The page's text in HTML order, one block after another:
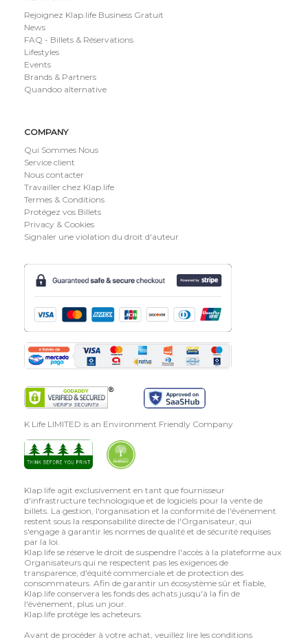
Rejoignez Klap.life Business Gratuit
News
FAQ - Billets & Réservations
Lifestyles
Events
Brands & Partners
Quandoo alternative
COMPANY
Qui Sommes Nous
Service client
Nous contacter
Travailler chez Klap.life
Termes & Conditions
Protégez vos Billets
Privacy & Cookies
Signaler une violation du droit d'auteur
K Life LIMITED is an Environment Friendly Company
Klap.life agit exclusivement en tant que fournisseur
d'infrastructure technologique et de logiciels pour la vente de
billets. La gestion, l'organisation et la conformité de l'événement
restent sous la responsabilité directe de l'Organisateur, qui
s'engage à garantir les normes de qualité et de sécurité requises
par la loi.
Klap.life se réserve le droit de suspendre l'accès à la plateforme aux
Organisateurs qui ne respectent pas les exigences de
transparence, d'équité commerciale et de protection des
consommateurs. Afin de garantir un écosystème sûr et fiable,
Klap.life conservera les fonds des achats jusqu'à la fin de
l'événement, plus un jour.
Klap.life protège les acheteurs.
Avant de procéder à votre achat, veuillez lire les conditions